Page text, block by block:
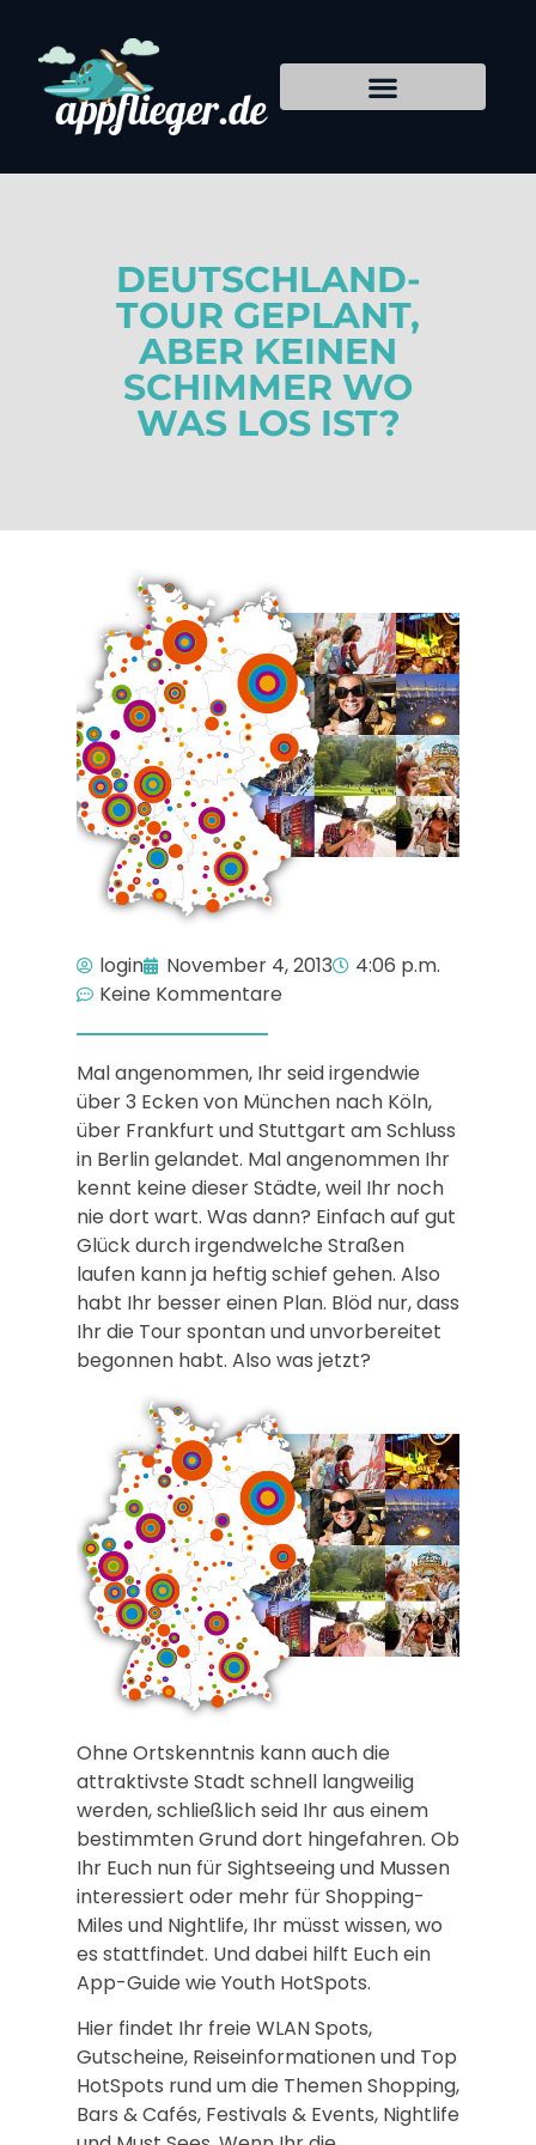
DEUTSCHLAND-
TOUR GEPLANT,
ABER KEINEN
SCHIMMER WO
WAS LOS IST?
login November 4, 2013
4:06 p.m.
Keine Kommentare
Mal angenommen, Ihr seid irgendwie
über 3 Ecken von München nach Köln,
über Frankfurt und Stuttgart am Schluss
in Berlin gelandet. Mal angenommen Ihr
kennt keine dieser Städte, weil Ihr noch
nie dort wart. Was dann? Einfach auf gut
Glück durch irgendwelche Straßen
laufen kann ja heftig schief gehen. Also
habt Ihr besser einen Plan. Blöd nur, dass
Ihr die Tour spontan und unvorbereitet
begonnen habt. Also was jetzt?
Ohne Ortskenntnis kann auch die
attraktivste Stadt schnell langweilig
werden, schließlich seid Ihr aus einem
bestimmten Grund dort hingefahren. Ob
Ihr Euch nun für Sightseeing und Mussen
interessiert oder mehr für Shopping-
Miles und Nightlife, Ihr müsst wissen, wo
es stattfindet. Und dabei hilft Euch ein
App-Guide wie Youth HotSpots.
Hier findet Ihr freie WLAN Spots,
Gutscheine, Reiseinformationen und Top
HotSpots rund um die Themen Shopping,
Bars & Cafés, Festivals & Events, Nightlife